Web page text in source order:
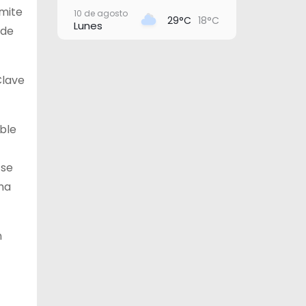
10 de agosto
Lunes 29°C 18°C